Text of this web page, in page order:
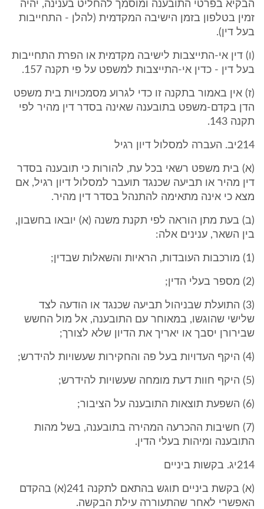
הבקיא בפרטי התובענה ומוסמך להחליט בענינה, יהיה
זמין בטלפון בזמן הישיבה המקדמית (להלן - התחייבות
בעל דין).
(ו) דין אי-התייצבות לישיבה מקדמית או הפרת התחייבות
בעל דין - כדין אי-התייצבות למשפט על פי תקנה 157.
(ז) אין באמור בתקנה זו כדי לגרוע מסמכויות בית משפט
הדן בקדם-משפט בתובענה שאינה בסדר דין מהיר לפי
תקנה 143.
214יב. העברה למסלול דיון רגיל
(א) בית משפט רשאי בכל עת, להורות כי תובענה בסדר
דין מהיר או תביעה שכנגד תועבר למסלול דיון רגיל, אם
מצא כי אינה מתאימה להתנהל בסדר דין מהיר.
(ב) בעת מתן הוראה לפי תקנת משנה (א) יובאו בחשבון,
בין השאר, ענינים אלה:
(1) מורכבות העובדות, הראיות והשאלות שבדין;
(2) מספר בעלי הדין;
(3) התועלת שבניהול תביעה שכנגד או הודעה לצד
שלישי שהוגשו, במאוחר עם התובענה, אל מול החשש
שבירורן יסבך או יאריך את הדיון שלא לצורך;
(4) היקף העדויות בעל פה והחקירות שעשויות להידרש;
(5) היקף חוות דעת מומחה שעשויות להידרש;
(6) השפעת תוצאות התובענה על הציבור;
(7) חשיבות ההכרעה המהירה בתובענה, בשל מהות
התובענה ומיהות בעלי הדין.
214יג. בקשות ביניים
(א) בקשת ביניים תוגש בהתאם לתקנה 241(א) בהקדם
האפשרי לאחר שהתעוררה עילת הבקשה.